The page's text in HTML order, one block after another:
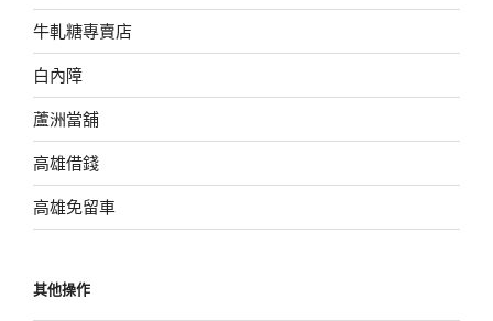
牛軋糖專賣店
白內障
蘆洲當舖
高雄借錢
高雄免留車
其他操作